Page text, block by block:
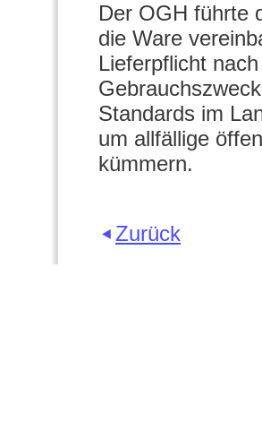
Der OGH führte
die Ware
Lieferpflicht
Standards im
um allfällige
kümmern.
Zurück